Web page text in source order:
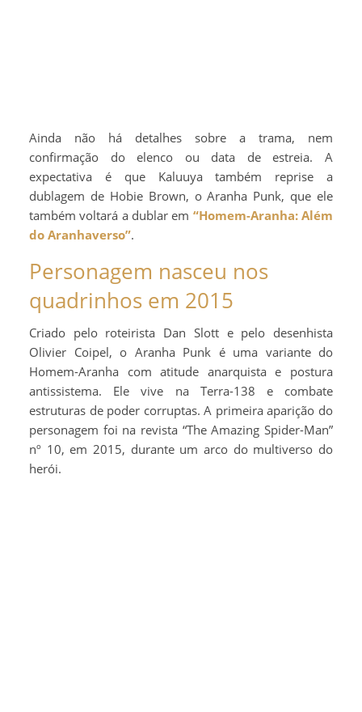
Ainda não há detalhes sobre a trama, nem
confirmação do elenco ou data de estreia. A
expectativa é que Kaluuya também reprise a
dublagem de Hobie Brown, o Aranha Punk, que ele
também voltará a dublar em “Homem-Aranha: Além
do Aranhaverso”.
Personagem nasceu nos
quadrinhos em 2015
Criado pelo roteirista Dan Slott e pelo desenhista
Olivier Coipel, o Aranha Punk é uma variante do
Homem-Aranha com atitude anarquista e postura
antissistema. Ele vive na Terra-138 e combate
estruturas de poder corruptas. A primeira aparição do
personagem foi na revista “The Amazing Spider-Man”
nº 10, em 2015, durante um arco do multiverso do
herói.